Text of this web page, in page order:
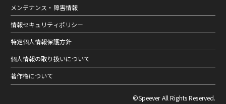
メンテナンス・障害情報
情報セキュリティポリシー
特定個人情報保護方針
個人情報の取り扱いについて
著作権について
©Speever All Rights Reserved.